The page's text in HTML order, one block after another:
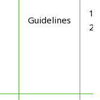
Guidelines